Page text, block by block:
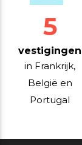
5
vestigingen
in Frankrijk,
België en
Portugal